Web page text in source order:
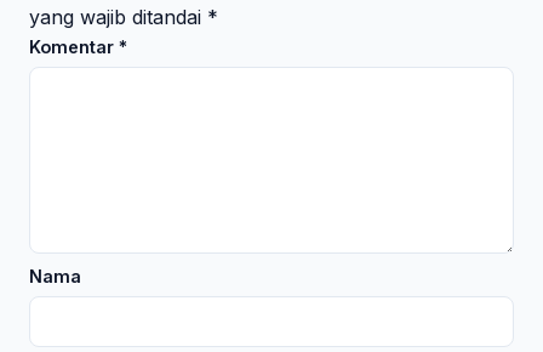
yang wajib ditandai *
Komentar *
Nama